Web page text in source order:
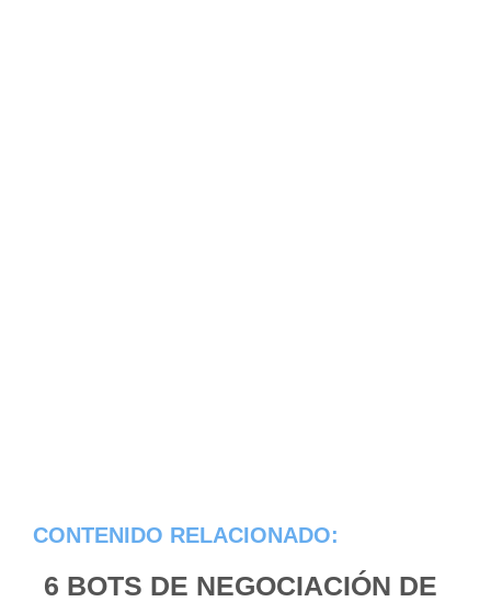
CONTENIDO RELACIONADO:
6 BOTS DE NEGOCIACIÓN DE